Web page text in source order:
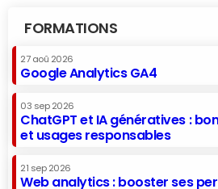
FORMATIONS
27 aoû 2026
Google Analytics GA4
03 sep 2026
ChatGPT et IA génératives :
et usages responsables
21 sep 2026
Web analytics : booster ses